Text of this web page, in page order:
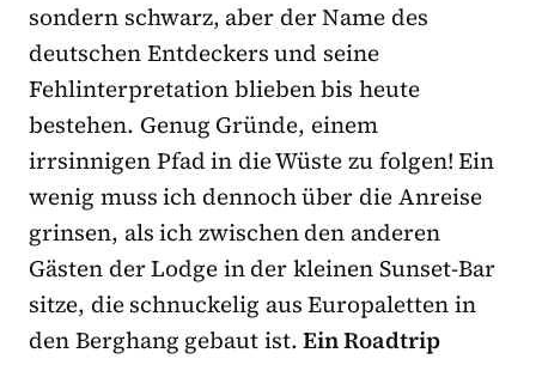
sondern schwarz, aber der Name des
deutschen Entdeckers und seine
Fehlinterpretation blieben bis heute
bestehen. Genug Gründe, einem
irrsinnigen Pfad in die Wüste zu folgen! Ein
wenig muss ich dennoch über die Anreise
grinsen, als ich zwischen den anderen
Gästen der Lodge in der kleinen Sunset-Bar
sitze, die schnuckelig aus Europaletten in
den Berghang gebaut ist.Ein Roadtrip